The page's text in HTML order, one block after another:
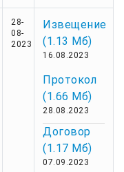
28-
08-
2023
Извещение
(1.13 Мб)
16.08.2023
Протокол
(1.66 Мб)
28.08.2023
Договор
(1.17 Мб)
07.09.2023